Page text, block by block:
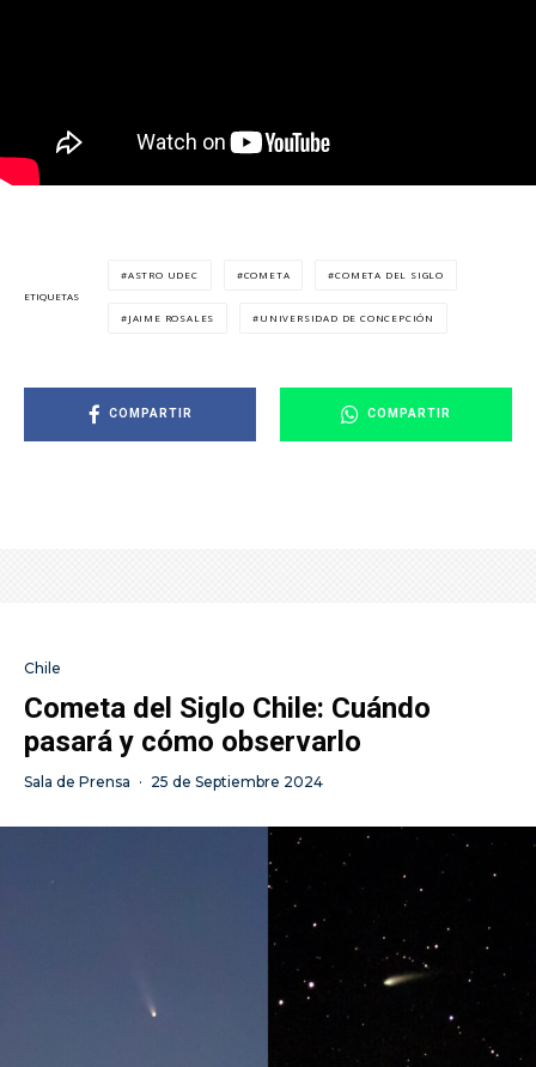
ETIQUETAS
ASTRO UDEC COMETA COMETA DEL SIGLO
JAIME ROSALES UNIVERSIDAD DE CONCEPCIÓN
COMPARTIR COMPARTIR
Chile
Cometa del Siglo Chile: Cuándo
pasará y cómo observarlo
Sala de Prensa · 25 de Septiembre 2024